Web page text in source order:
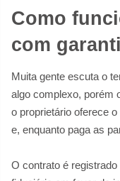
Como
com
Muita gente escuta o
algo complexo, porém
o proprietário oferece
e, enquanto paga as
O contrato é